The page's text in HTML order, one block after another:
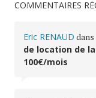
COMMENTAIRES
Eric RENAUD dans
de location de
100€/mois